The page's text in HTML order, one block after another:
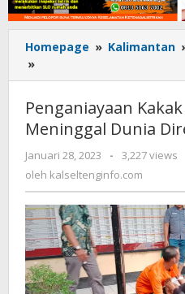
Homepage » Kalimantan
»
Kakak
Hingga
Meninggal
Dunia
Direkonstruksi
Penganiayaan
Meninggal Dunia
Januari 28, 2023
oleh
-
3,227 views
oleh kalseltenginfo.com